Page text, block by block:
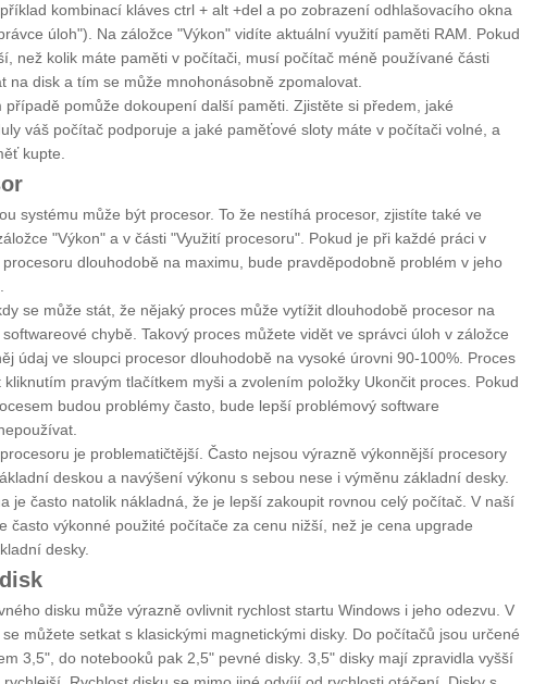
kombinací kláves ctrl + alt +del a po zobrazení odhlašovacího okna
úloh"). Na záložce "Výkon" vidíte aktuální využití paměti RAM. Pokud
než kolik máte paměti v počítači, musí počítač méně používané části
na disk a tím se může mnohonásobně zpomalovat.
případě pomůže dokoupení další paměti. Zjistěte si předem, jaké
váš počítač podporuje a jaké paměťové sloty máte v počítači volné, a
kupte.
systému může být procesor. To že nestíhá procesor, zjistíte také ve
"Výkon" a v části "Využití procesoru". Pokud je při každé práci v
dlouhodobě na maximu, bude pravděpodobně problém v jeho
se může stát, že nějaký proces může vytížit dlouhodobě procesor na
chybě. Takový proces můžete vidět ve správci úloh v záložce
údaj ve sloupci procesor dlouhodobě na vysoké úrovni 90-100%. Proces
kliknutím pravým tlačítkem myši a zvolením položky Ukončit proces. Pokud
budou problémy často, bude lepší problémový software
je problematičtější. Často nejsou výrazně výkonnější procesory
deskou a navýšení výkonu s sebou nese i výměnu základní desky.
je často natolik nákladná, že je lepší zakoupit rovnou celý počítač. V naší
často výkonné použité počítače za cenu nižší, než je cena upgrade
desky.
disku může výrazně ovlivnit rychlost startu Windows i jeho odezvu. V
můžete setkat s klasickými magnetickými disky. Do počítačů jsou určené
3,5", do notebooků pak 2,5" pevné disky. 3,5" disky mají zpravidla vyšší